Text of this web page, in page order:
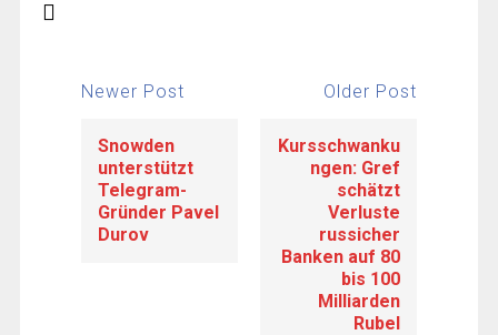
Newer Post
Snowden
unterstützt
Telegram-
Gründer Pavel
Durov
Older Post
Kursschwanku
ngen: Gref
schätzt
Verluste
russicher
Banken auf 80
bis 100
Milliarden
Rubel